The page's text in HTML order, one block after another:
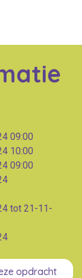
09:00
10:00
09:00
tot 21-11-
opdracht